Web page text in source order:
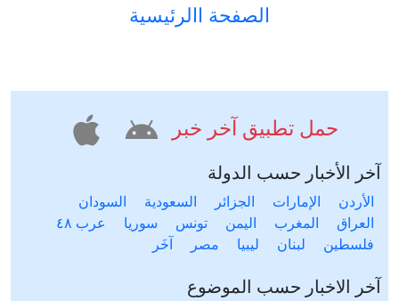
الصفحة االرئيسية
حمل تطبيق آخر خبر
آخر الأخبار حسب الدولة
الأردن الإمارات الجزائر السعودية
السودان
العراق
المغرب اليمن تونس سوريا
عرب ٤٨
فلسطين
لبنان ليبيا مصر آخَر
آخر الاخبار حسب الموضوع